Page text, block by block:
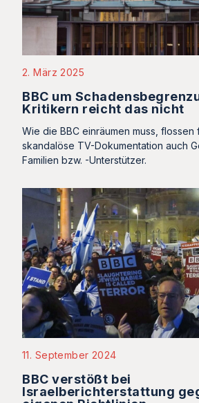
2. März 2025
BBC um
Kritikern reicht das nicht
Wie die BBC einräumen muss, flossen
skandalöse TV-Dokumentation auch
Familien bzw. -Unterstützer.
11. September 2024
BBC verstößt bei
Israelberichterstattung